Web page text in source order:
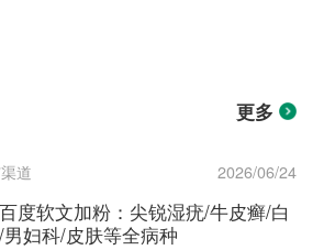
更多
道 2026/06/24
度软文加粉：尖锐湿疣/牛皮癣/白
妇科/皮肤等全病种